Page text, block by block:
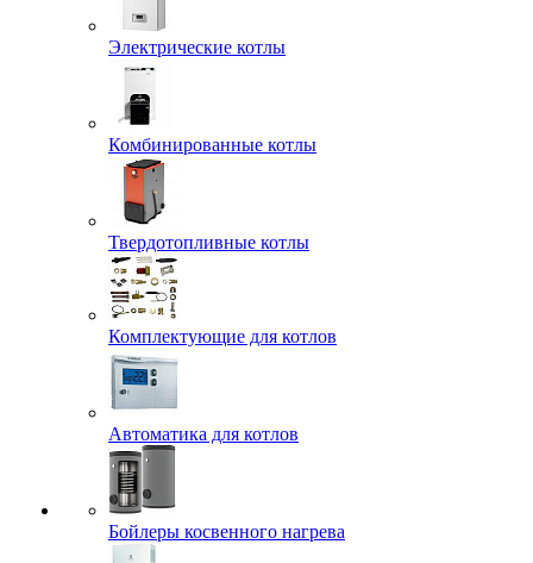
Электрические котлы
Комбинированные котлы
Твердотопливные котлы
Комплектующие для котлов
Автоматика для котлов
Бойлеры косвенного нагрева